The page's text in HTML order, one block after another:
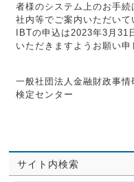
者様のシステム上のお手
社内等でご案内いただい
IBTの申込は2023年3月31
いただきますようお願い申
一般社団法人金融財政事情
検定センター
サイト内検索